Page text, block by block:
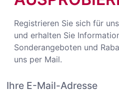
Registrieren Sie sich für
und erhalten Sie
Sonderangeboten und
uns per Mail.